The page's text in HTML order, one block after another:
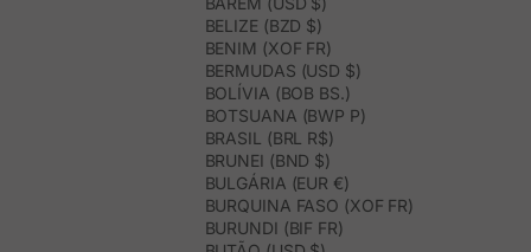
BELIZE (BZD $)
BENIM (XOF FR)
BERMUDAS (USD $)
BOLÍVIA (BOB BS.)
BOTSUANA (BWP P)
BRASIL (BRL R$)
BRUNEI (BND $)
BULGÁRIA (EUR €)
BURQUINA FASO (XOF FR)
BURUNDI (BIF FR)